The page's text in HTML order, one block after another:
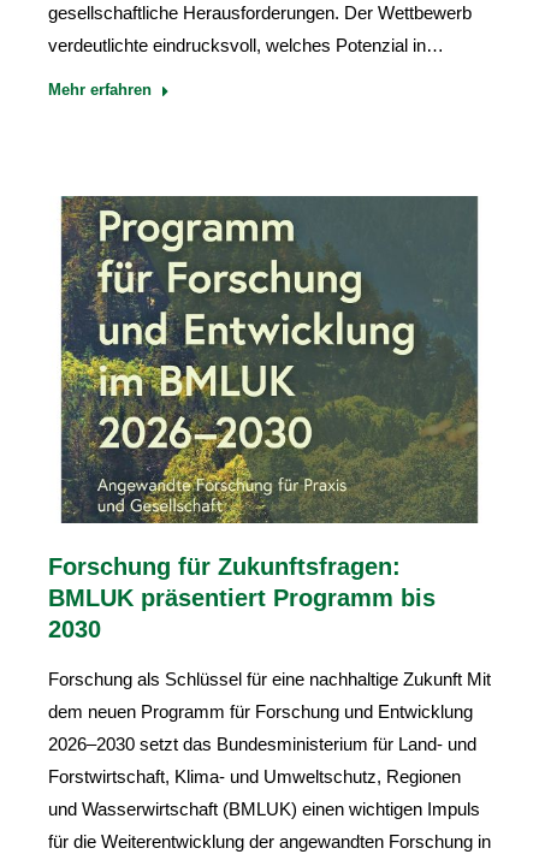
gesellschaftliche Herausforderungen. Der Wettbewerb
verdeutlichte eindrucksvoll, welches Potenzial in…
Mehr erfahren
Forschung für Zukunftsfragen:
BMLUK präsentiert Programm bis
2030
Forschung als Schlüssel für eine nachhaltige Zukunft Mit
dem neuen Programm für Forschung und Entwicklung
2026–2030 setzt das Bundesministerium für Land- und
Forstwirtschaft, Klima- und Umweltschutz, Regionen
und Wasserwirtschaft (BMLUK) einen wichtigen Impuls
für die Weiterentwicklung der angewandten Forschung in